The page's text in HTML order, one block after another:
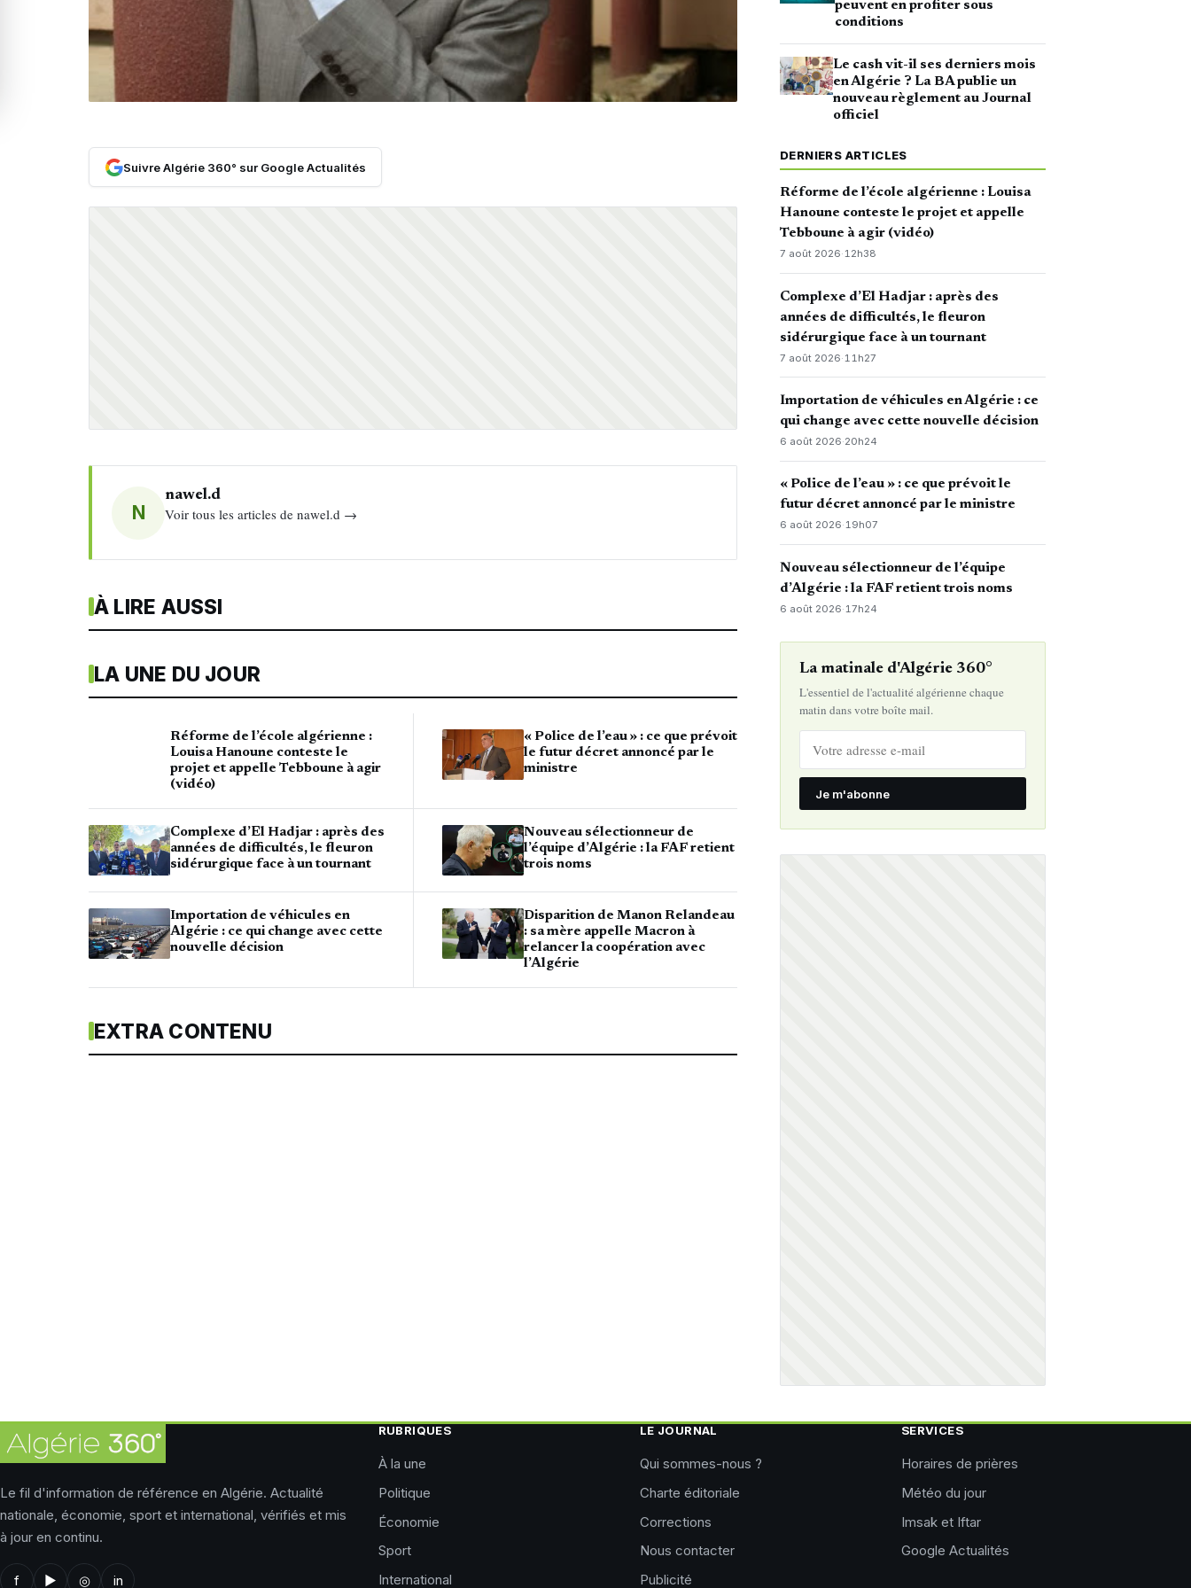
Suivre Algérie 360° sur Google Actualités
N
nawel.d
Voir tous les articles de nawel.d →
À LIRE AUSSI
LA UNE DU JOUR
Réforme de l’école algérienne :
Louisa Hanoune conteste le
projet et appelle Tebboune à agir
(vidéo)
Complexe d’El Hadjar : après des
années de difficultés, le fleuron
sidérurgique face à un tournant
Importation de véhicules en
Algérie : ce qui change avec cette
nouvelle décision
« Police de l’eau » : ce que prévoit
le futur décret annoncé par le
ministre
Nouveau sélectionneur de
l’équipe d’Algérie : la FAF retient
trois noms
Disparition de Manon Relandeau
: sa mère appelle Macron à
relancer la coopération avec
l’Algérie
EXTRA CONTENU
peuvent en profiter sous
conditions
Le cash vit-il ses derniers mois
en Algérie ? La BA publie un
nouveau règlement au Journal
officiel
DERNIERS ARTICLES
Réforme de l’école algérienne : Louisa
Hanoune conteste le projet et appelle
Tebboune à agir (vidéo)
7 août 2026·12h38
Complexe d’El Hadjar : après des
années de difficultés, le fleuron
sidérurgique face à un tournant
7 août 2026· 11h27
Importation de véhicules en Algérie : ce
qui change avec cette nouvelle décision
6 août 2026·20h24
« Police de l’eau » : ce que prévoit le
futur décret annoncé par le ministre
6 août 2026·19h07
Nouveau sélectionneur de l’équipe
d’Algérie : la FAF retient trois noms
6 août 2026· 17h24
La matinale d'Algérie 360°
L'essentiel de l'actualité algérienne chaque
matin dans votre boîte mail.
Je m'abonne
Le fil d'information de référence en Algérie. Actualité
nationale, économie, sport et international, vérifiés et mis
à jour en continu.
f ▶ ◎ in
RUBRIQUES
À la une
Politique
Économie
Sport
International
LE JOURNAL
Qui sommes-nous ?
Charte éditoriale
Corrections
Nous contacter
Publicité
SERVICES
Horaires de prières
Météo du jour
Imsak et Iftar
Google Actualités